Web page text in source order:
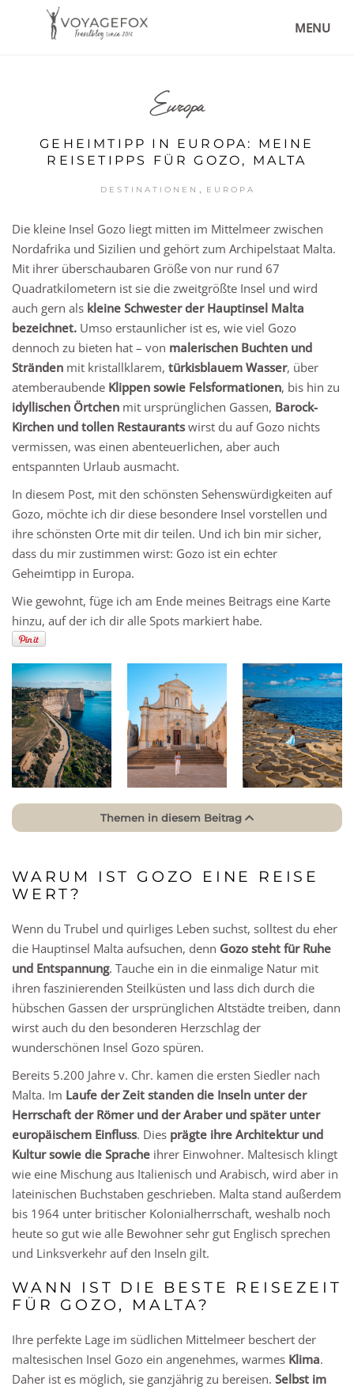
MENU
Europa
GEHEIMTIPP IN EUROPA: MEINE
REISETIPPS FÜR GOZO, MALTA
DESTINATIONEN , EUROPA
Die kleine Insel Gozo liegt mitten im Mittelmeer zwischen
Nordafrika und Sizilien und gehört zum Archipelstaat Malta.
Mit ihrer überschaubaren Größe von nur rund 67
Quadratkilometern ist sie die zweitgrößte Insel und wird
auch gern als kleine Schwester der Hauptinsel Malta
bezeichnet. Umso erstaunlicher ist es, wie viel Gozo
dennoch zu bieten hat – von malerischen Buchten und
Stränden mit kristallklarem, türkisblauem Wasser, über
atemberaubende Klippen sowie Felsformationen, bis hin zu
idyllischen Örtchen mit ursprünglichen Gassen, Barock-
Kirchen und tollen Restaurantswirst du auf Gozo nichts
vermissen, was einen abenteuerlichen, aber auch
entspannten Urlaub ausmacht.
In diesem Post, mit den schönsten Sehenswürdigkeiten auf
Gozo, möchte ich dir diese besondere Insel vorstellen und
ihre schönsten Orte mit dir teilen. Und ich bin mir sicher,
dass du mir zustimmen wirst: Gozo ist ein echter
Geheimtipp in Europa.
Wie gewohnt, füge ich am Ende meines Beitrags eine Karte
hinzu, auf der ich dir alle Spots markiert habe.
Themen in diesem Beitrag
WARUM IST GOZO EINE REISE
WERT?
Wenn du Trubel und quirliges Leben suchst, solltest du eher
die Hauptinsel Malta aufsuchen, denn Gozo steht für Ruhe
und Entspannung. Tauche ein in die einmalige Natur mit
ihren faszinierenden Steilküsten und lass dich durch die
hübschen Gassen der ursprünglichen Altstädte treiben, dann
wirst auch du den besonderen Herzschlag der
wunderschönen Insel Gozo spüren.
Bereits 5.200 Jahre v. Chr. kamen die ersten Siedler nach
Malta. Im Laufe der Zeit standen die Inseln unter der
Herrschaft der Römer und der Araber und später unter
europäischem Einfluss. Dies prägte ihre Architektur und
Kultur sowie die Sprache ihrer Einwohner. Maltesisch klingt
wie eine Mischung aus Italienisch und Arabisch, wird aber in
lateinischen Buchstaben geschrieben. Malta stand außerdem
bis 1964 unter britischer Kolonialherrschaft, weshalb noch
heute so gut wie alle Bewohner sehr gut Englisch sprechen
und Linksverkehr auf den Inseln gilt.
WANN IST DIE BESTE REISEZEIT
FÜR GOZO, MALTA?
Ihre perfekte Lage im südlichen Mittelmeer beschert der
maltesischen Insel Gozo ein angenehmes, warmes Klima.
Daher ist es möglich, sie ganzjährig zu bereisen. Selbst im